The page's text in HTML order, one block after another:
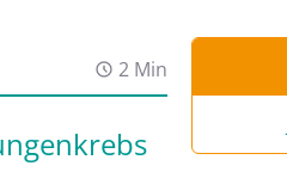
2 Min